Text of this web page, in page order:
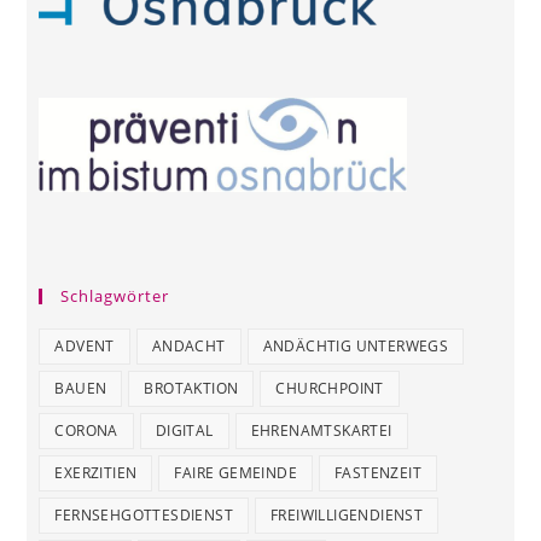
Schlagwörter
ADVENT ANDACHT ANDÄCHTIG UNTERWEGS
BAUEN BROTAKTION CHURCHPOINT
CORONA DIGITAL EHRENAMTSKARTEI
EXERZITIEN FAIRE GEMEINDE FASTENZEIT
FERNSEHGOTTESDIENST FREIWILLIGENDIENST